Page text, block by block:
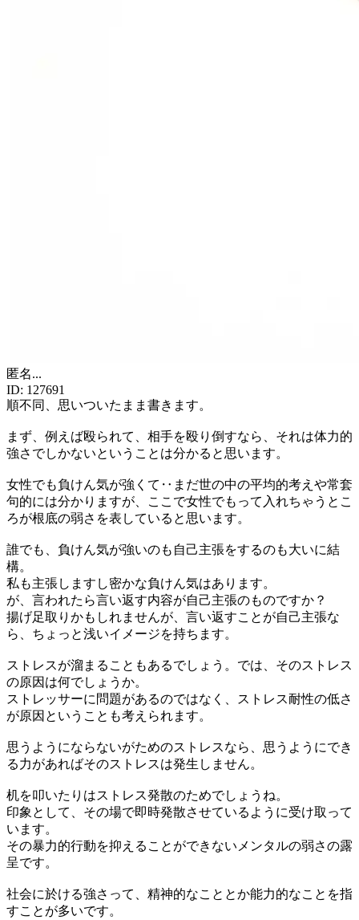
匿名...
ID: 127691
順不同、思いついたまま書きます。
まず、例えば殴られて、相手を殴り倒すなら、それは体力的
強さでしかないということは分かると思います。
女性でも負けん気が強くて‥まだ世の中の平均的考えや常套
句的には分かりますが、ここで女性でもって入れちゃうとこ
ろが根底の弱さを表していると思います。
誰でも、負けん気が強いのも自己主張をするのも大いに結
構。
私も主張しますし密かな負けん気はあります。
が、言われたら言い返す内容が自己主張のものですか？
揚げ足取りかもしれませんが、言い返すことが自己主張な
ら、ちょっと浅いイメージを持ちます。
ストレスが溜まることもあるでしょう。では、そのストレス
の原因は何でしょうか。
ストレッサーに問題があるのではなく、ストレス耐性の低さ
が原因ということも考えられます。
思うようにならないがためのストレスなら、思うようにでき
る力があればそのストレスは発生しません。
机を叩いたりはストレス発散のためでしょうね。
印象として、その場で即時発散させているように受け取って
います。
その暴力的行動を抑えることができないメンタルの弱さの露
呈です。
社会に於ける強さって、精神的なこととか能力的なことを指
すことが多いです。